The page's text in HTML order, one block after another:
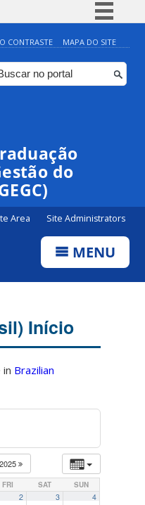
Simplifique!
Comunica BR
Participe
Canais
CONTRASTE MAPA DO SITE
do
Area Site Administrators
MENU
Início
Brazilian
2025
FRI SAT SUN
2 3 4